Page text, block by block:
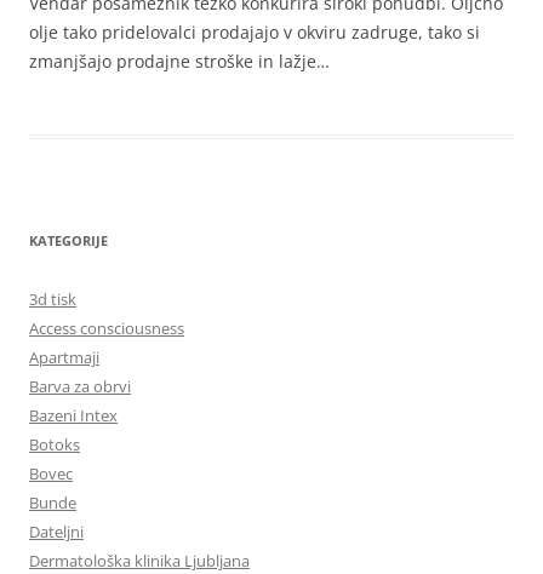
olje tako pridelovalci prodajajo v okviru zadruge, tako si
zmanjšajo prodajne stroške in lažje…
KATEGORIJE
3d tisk
Access consciousness
Apartmaji
Barva za obrvi
Bazeni Intex
Botoks
Bovec
Bunde
Dateljni
Dermatološka klinika Ljubljana